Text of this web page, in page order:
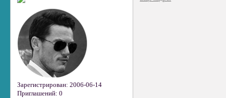
Зарегистрирован: 2006-06-14
Приглашений: 0